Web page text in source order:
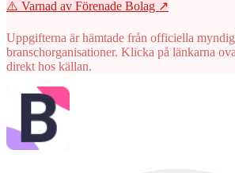
⚠️ Varnad av Förenade Bolag ↗
Uppgifterna är hämtade från officiella
branschorganisationer. Klicka på länkarna
direkt hos källan.